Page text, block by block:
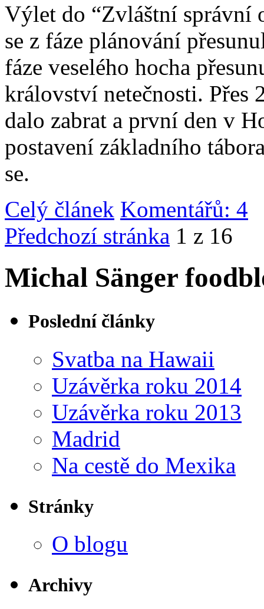
Výlet do “Zvláštní správní
se z fáze plánování
fáze veselého hocha
království netečnosti. Přes
dalo zabrat a první den v
postavení základního
se.
Celý článek Komentářů: 4
Předchozí stránka 1 z 16
Michal Sänger
Poslední články
Svatba na Hawaii
Uzávěrka roku 2014
Uzávěrka roku 2013
Madrid
Na cestě do Mexika
Stránky
O blogu
Archivy